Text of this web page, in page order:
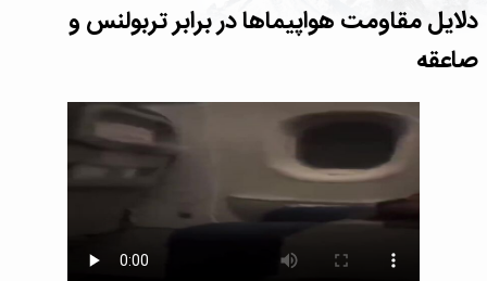
دلایل مقاومت هواپیماها در برابر تربولنس و
صاعقه